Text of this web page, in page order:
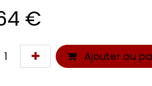
€
Ajouter au